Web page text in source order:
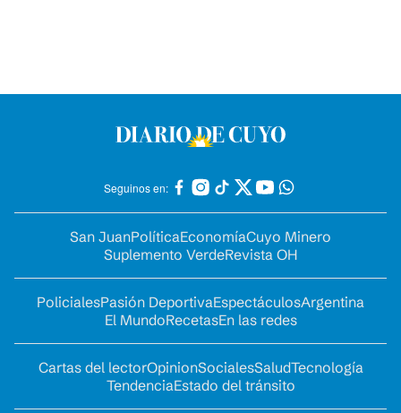
Seguinos en:
San JuanPolíticaEconomíaCuyo Minero
Suplemento VerdeRevista OH
PolicialesPasión DeportivaEspectáculosArgentina
El MundoRecetasEn las redes
Cartas del lectorOpinionSocialesSaludTecnología
TendenciaEstado del tránsito